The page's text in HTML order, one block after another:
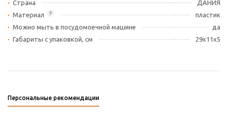
Страна
ДАНИЯ
?
Материал
пластик
Можно мыть в посудомоечной машине
да
Габариты c упаковкой, см
29x11x5
Персональные рекомендации